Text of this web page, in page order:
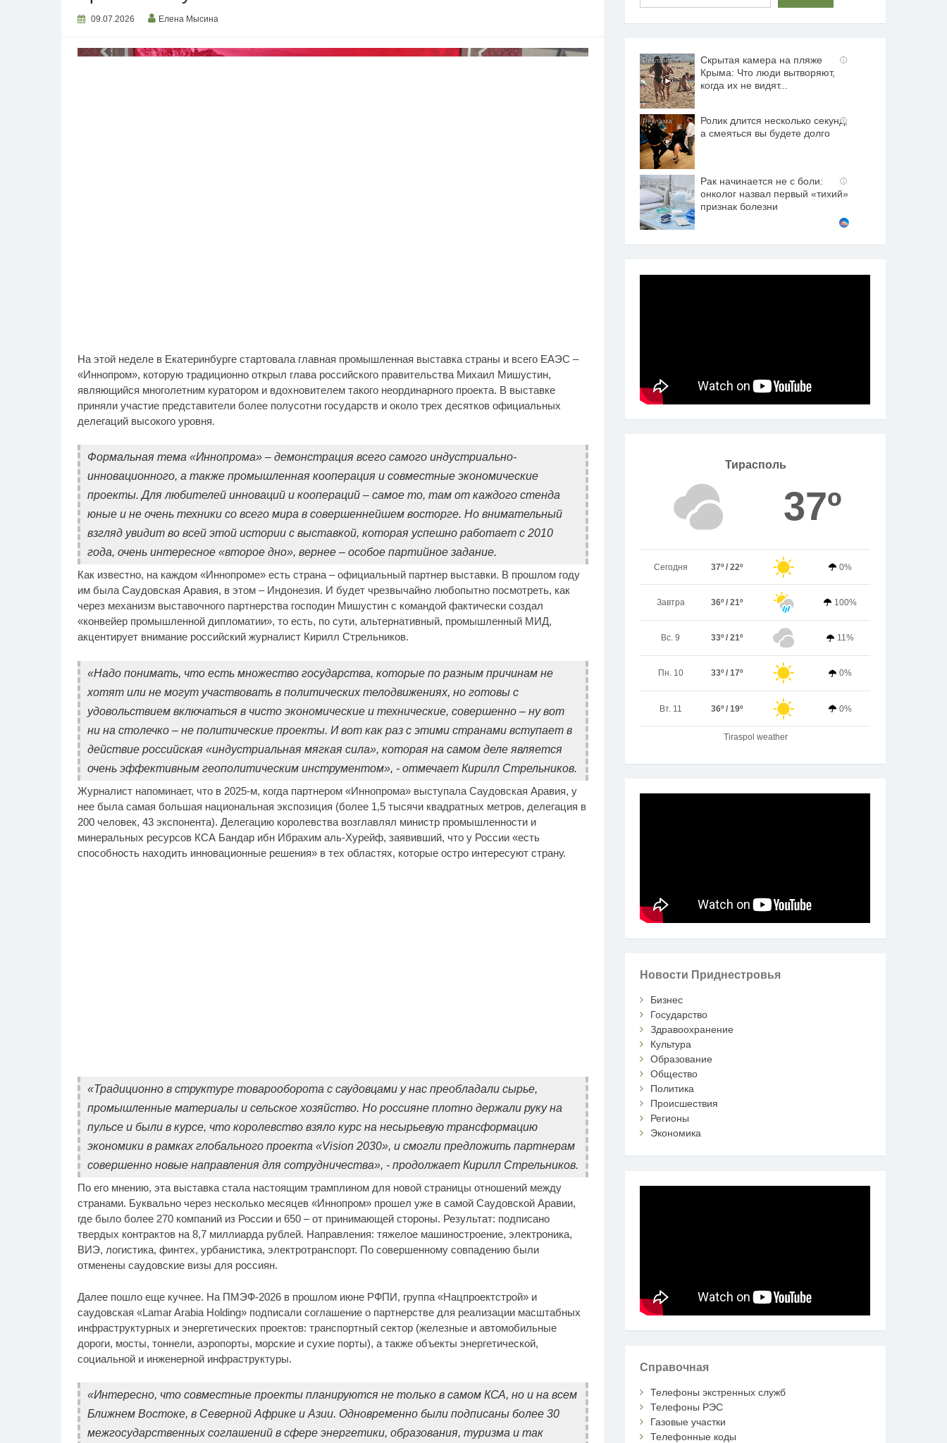
09.07.2026 Елена Мысина
На этой неделе в Екатеринбурге стартовала главная промышленная выставка страны и всего ЕАЭС –
«Иннопром», которую традиционно открыл глава российского правительства Михаил Мишустин,
являющийся многолетним куратором и вдохновителем такого неординарного проекта. В выставке
приняли участие представители более полусотни государств и около трех десятков официальных
делегаций высокого уровня.
Формальная тема «Иннопрома» – демонстрация всего самого индустриально-
инновационного, а также промышленная кооперация и совместные экономические
проекты. Для любителей инноваций и коопераций – самое то, там от каждого стенда
юные и не очень техники со всего мира в совершеннейшем восторге. Но внимательный
взгляд увидит во всей этой истории с выставкой, которая успешно работает с 2010
года, очень интересное «второе дно», вернее – особое партийное задание.
Как известно, на каждом «Иннопроме» есть страна – официальный партнер выставки. В прошлом году
им была Саудовская Аравия, в этом – Индонезия. И будет чрезвычайно любопытно посмотреть, как
через механизм выставочного партнерства господин Мишустин с командой фактически создал
«конвейер промышленной дипломатии», то есть, по сути, альтернативный, промышленный МИД,
акцентирует внимание российский журналист Кирилл Стрельников.
«Надо понимать, что есть множество государства, которые по разным причинам не
хотят или не могут участвовать в политических телодвижениях, но готовы с
удовольствием включаться в чисто экономические и технические, совершенно – ну вот
ни на столечко – не политические проекты. И вот как раз с этими странами вступает в
действие российская «индустриальная мягкая сила», которая на самом деле является
очень эффективным геополитическим инструментом», - отмечает Кирилл Стрельников.
Журналист напоминает, что в 2025-м, когда партнером «Иннопрома» выступала Саудовская Аравия, у
нее была самая большая национальная экспозиция (более 1,5 тысячи квадратных метров, делегация в
200 человек, 43 экспонента). Делегацию королевства возглавлял министр промышленности и
минеральных ресурсов КСА Бандар ибн Ибрахим аль‑Хурейф, заявивший, что у России «есть
способность находить инновационные решения» в тех областях, которые остро интересуют страну.
«Традиционно в структуре товарооборота с саудовцами у нас преобладали сырье,
промышленные материалы и сельское хозяйство. Но россияне плотно держали руку на
пульсе и были в курсе, что королевство взяло курс на несырьевую трансформацию
экономики в рамках глобального проекта «Vision 2030», и смогли предложить партнерам
совершенно новые направления для сотрудничества», - продолжает Кирилл Стрельников.
По его мнению, эта выставка стала настоящим трамплином для новой страницы отношений между
странами. Буквально через несколько месяцев «Иннопром» прошел уже в самой Саудовской Аравии,
где было более 270 компаний из России и 650 – от принимающей стороны. Результат: подписано
твердых контрактов на 8,7 миллиарда рублей. Направления: тяжелое машиностроение, электроника,
ВИЭ, логистика, финтех, урбанистика, электротранспорт. По совершенному совпадению были
отменены саудовские визы для россиян.
Далее пошло еще кучнее. На ПМЭФ-2026 в прошлом июне РФПИ, группа «Нацпроектстрой» и
саудовская «Lamar Arabia Holding» подписали соглашение о партнерстве для реализации масштабных
инфраструктурных и энергетических проектов: транспортный сектор (железные и автомобильные
дороги, мосты, тоннели, аэропорты, морские и сухие порты), а также объекты энергетической,
социальной и инженерной инфраструктуры.
«Интересно, что совместные проекты планируются не только в самом КСА, но и на всем
Ближнем Востоке, в Северной Африке и Азии. Одновременно были подписаны более 30
межгосударственных соглашений в сфере энергетики, образования, туризма и так
i
Скрытая камера на пляже
Крыма: Что люди вытворяют,
когда их не видят...
i
Ролик длится несколько секунд,
а смеяться вы будете долго
i
Рак начинается не с боли:
онколог назвал первый «тихий»
признак болезни
Тирасполь
37º
Сегодня 37º / 22º 0%
Завтра 36º / 21º 100%
Вс. 9 33º / 21º 11%
Пн. 10 33º / 17º 0%
Вт. 11 36º / 19º 0%
Tiraspol weather
Новости Приднестровья
Бизнес
Государство
Здравоохранение
Культура
Образование
Общество
Политика
Происшествия
Регионы
Экономика
Справочная
Телефоны экстренных служб
Телефоны РЭС
Газовые участки
Телефонные коды
отожгла! Видео не
оставит равнодушным
видео пересмотришь не
раз
секунд, но вы будете в
шоке от увиденного